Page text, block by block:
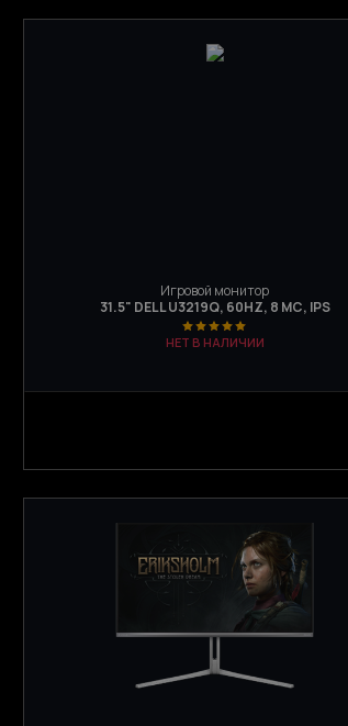
Игровой монитор
31.5" DELL U3219Q, 60HZ, 8 МС, IPS
НЕТ В НАЛИЧИИ